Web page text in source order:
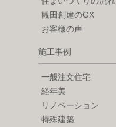
観田創建のGX
お客様の声
施工事例
一般注文住宅
経年美
リノベーション
特殊建築